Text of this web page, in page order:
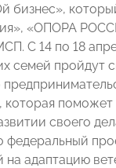
бизнес»,
«ОПОРА
С 14 по 18
семей пройдут
которая
своего
федеральный
на адаптацию